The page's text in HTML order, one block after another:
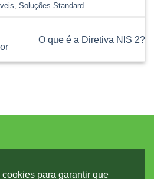
, Soluções Standard
O que é a Diretiva NIS 2?
para a rede fixa nacional
para garantir que